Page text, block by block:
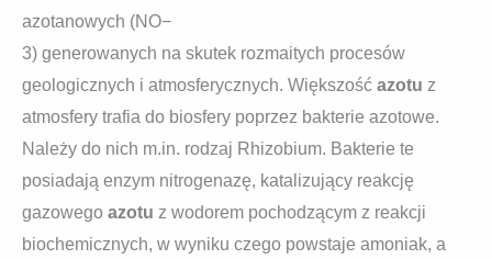
azotanowych (NO−
3) generowanych na skutek rozmaitych procesów
geologicznych i atmosferycznych. Większość azotu z
atmosfery trafia do biosfery poprzez bakterie azotowe.
Należy do nich m.in. rodzaj Rhizobium. Bakterie te
posiadają enzym nitrogenazę, katalizujący reakcję
gazowego azotu z wodorem pochodzącym z reakcji
biochemicznych, w wyniku czego powstaje amoniak, a